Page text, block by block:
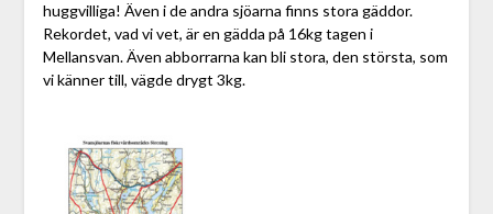
huggvilliga! Även i de andra sjöarna finns stora gäddor.
Rekordet, vad vi vet, är en gädda på 16kg tagen i
Mellansvan. Även abborrarna kan bli stora, den största, som
vi känner till, vägde drygt 3kg.